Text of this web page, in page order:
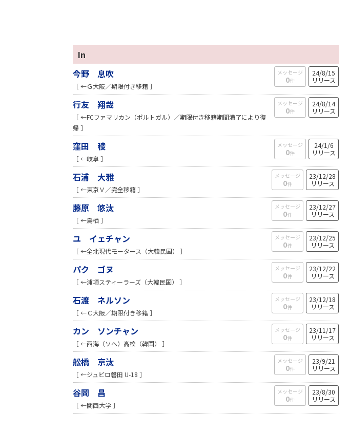
In
今野 息吹
［ ←Ｇ大阪／期限付き移籍 ］
メッセージ
0件
24/8/15
リリース
行友 翔哉
［ ←FCファマリカン（ポルトガル）／期限付き移籍期間満了により復
帰 ］
メッセージ
0件
24/8/14
リリース
窪田 稜
［ ←岐阜 ］
メッセージ
0件
24/1/6
リリース
石浦 大雅
［ ←東京Ｖ／完全移籍 ］
メッセージ
0件
23/12/28
リリース
藤原 悠汰
［ ←鳥栖 ］
メッセージ
0件
23/12/27
リリース
ユ イェチャン
［ ←全北現代モータース（大韓民国） ］
メッセージ
0件
23/12/25
リリース
パク ゴヌ
［ ←浦項スティーラーズ（大韓民国） ］
メッセージ
0件
23/12/22
リリース
石渡 ネルソン
［ ←Ｃ大阪／期限付き移籍 ］
メッセージ
0件
23/12/18
リリース
カン ソンチャン
［ ←西海（ソヘ）高校（韓国） ］
メッセージ
0件
23/11/17
リリース
舩橋 京汰
［ ←ジュビロ磐田 U-18 ］
メッセージ
0件
23/9/21
リリース
谷岡 昌
［ ←関西大学 ］
メッセージ
0件
23/8/30
リリース